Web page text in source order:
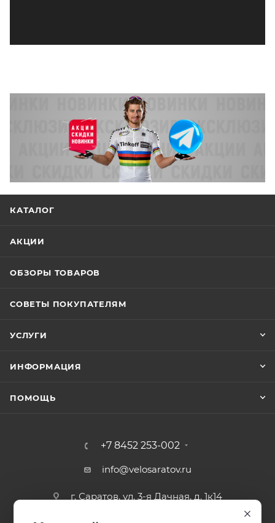
КАТАЛОГ
АКЦИИ
ОБЗОРЫ ТОВАРОВ
СОВЕТЫ ПОКУПАТЕЛЯМ
УСЛУГИ
ИНФОРМАЦИЯ
ПОМОЩЬ
+7 8452 253-002
info@velosaratov.ru
г. Саратов, ул. 3-я Дачная, д. 1к14